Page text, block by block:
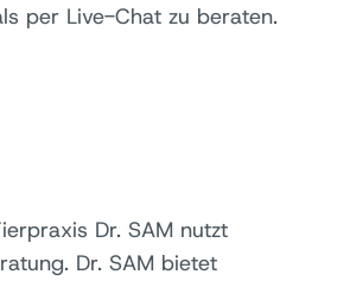
per Live-Chat zu beraten.
Dr. SAM nutzt
Dr. SAM bietet